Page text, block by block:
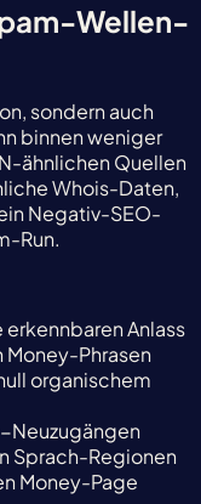
Wellen-
sondern auch
binnen weniger
ähnlichen Quellen
Whois-Daten,
Negativ-SEO-
Run.
Anlass
Phrasen
organischem
Neuzugängen
Sprach-Regionen
Money-Page